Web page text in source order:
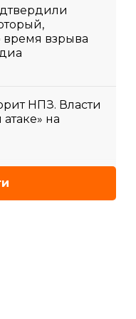
время взрыва
НПЗ. Власти
на